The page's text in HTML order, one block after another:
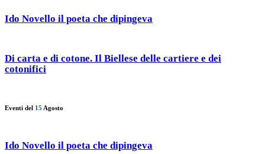
Ido Novello il poeta che dipingeva
Di carta e di cotone. Il Biellese delle cartiere e dei
cotonifici
Eventi del 15 Agosto
Ido Novello il poeta che dipingeva